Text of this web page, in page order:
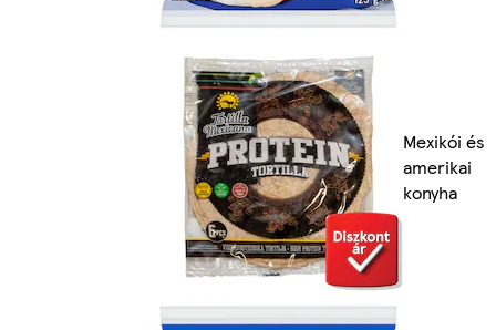
Mexikói és
amerikai
konyha